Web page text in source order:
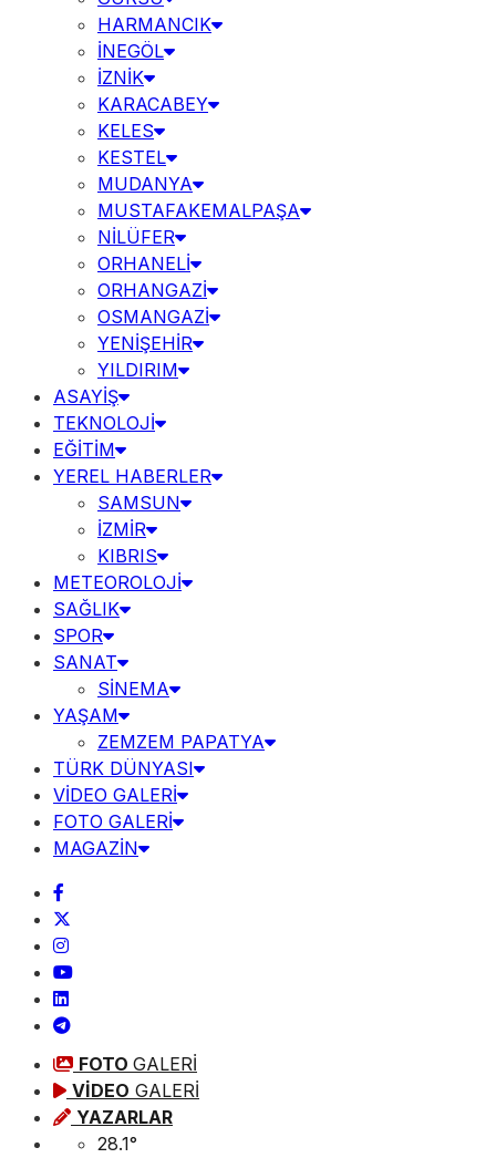
HARMANCIK
İNEGÖL
İZNİK
KARACABEY
KELES
KESTEL
MUDANYA
MUSTAFAKEMALPAŞA
NİLÜFER
ORHANELİ
ORHANGAZİ
OSMANGAZİ
YENİŞEHİR
YILDIRIM
ASAYİŞ
TEKNOLOJİ
EĞİTİM
YEREL HABERLER
SAMSUN
İZMİR
KIBRIS
METEOROLOJİ
SAĞLIK
SPOR
SANAT
SİNEMA
YAŞAM
ZEMZEM PAPATYA
TÜRK DÜNYASI
VİDEO GALERİ
FOTO GALERİ
MAGAZİN
FOTO GALERİ
VİDEO GALERİ
YAZARLAR
28.1°